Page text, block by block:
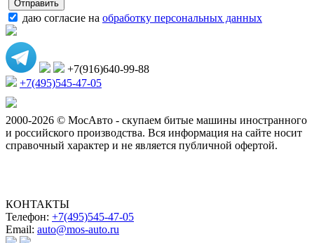
даю согласие на обработку персональных данных
+7(916)640-99-88
+7(495)545-47-05
2000-2026 © МосАвто - скупаем битые машины иностранного
и российского производства. Вся информация на сайте носит
справочный характер и не является публичной офертой.
КОНТАКТЫ
Телефон: +7(495)545-47-05
Email: auto@mos-auto.ru